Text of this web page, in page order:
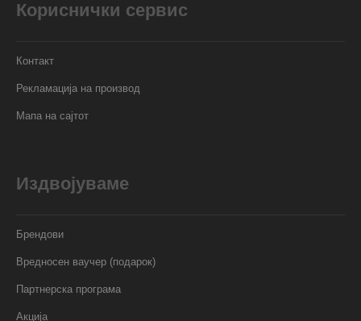
Кориснички сервис
Контакт
Рекламација на производ
Мапа на сајтот
Издвојуваме
Брендови
Вредносен ваучер (подарок)
Партнерска програма
Акција